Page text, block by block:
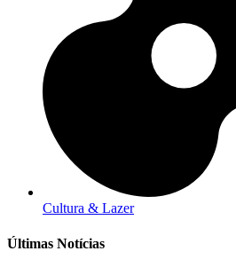
Cultura & Lazer
Últimas Notícias